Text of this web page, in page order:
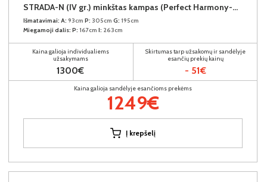
STRADA-N (IV gr.) minkštas kampas (Perfect Harmony-04) K
Išmatavimai: A: 93cm P: 305cm G: 195cm
Miegamoji dalis: P: 167cm I: 263cm
Kaina galioja individualiems
užsakymams
1300€
Skirtumas tarp užsakomų ir sandėlyje
esančių prekių kainų
- 51€
Kaina galioja sandėlyje esančioms prekėms
1249€
Į krepšelį